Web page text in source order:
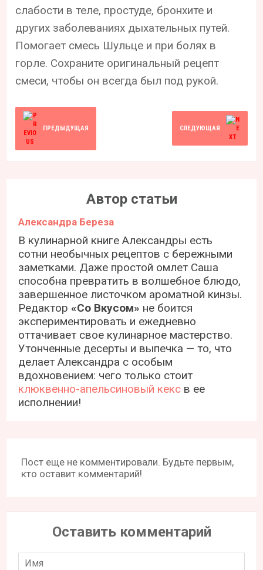
слабости в теле, простуде, бронхите и
других заболеваниях дыхательных путей.
Помогает смесь Шульце и при болях в
горле. Сохраните оригинальный рецепт
смеси, чтобы он всегда был под рукой.
ПРЕДЫДУЩАЯ СЛЕДУЮЩАЯ
Автор статьи
Александра Береза
В кулинарной книге Александры есть
сотни необычных рецептов с бережными
заметками. Даже простой омлет Саша
способна превратить в волшебное блюдо,
завершенное листочком ароматной кинзы.
Редактор«Со Вкусом» не боится
экспериментировать и ежедневно
оттачивает свое кулинарное мастерство.
Утонченные десерты и выпечка — то, что
делает Александра с особым
вдохновением: чего только стоит
клюквенно-апельсиновый кекс в ее
исполнении!
Пост еще не комментировали. Будьте первым,
кто оставит комментарий!
Оставить комментарий